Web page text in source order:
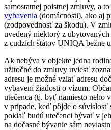
samostatnej poistnej zmluvy, a
vybavenia (domácnosti), ako aj
(zodpovednosť za škodu). V
uvedený niektorý z ubytovaných
z cudzích štátov UNIQA bežne
Ak nebýva v objekte jedna
užitočné do zmluvy uviesť
adresu je možné vziať adresu
vybavení žiadosti o vízum.
utečenca (tj. byť namiesto neho
v prípade, keď pôjde o súvislosť
pokiaľ budú utečenci bývať v
na dočasné bývanie sám